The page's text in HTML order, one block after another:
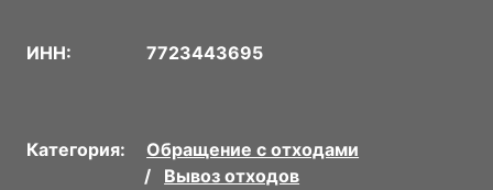
ИНН: 7723443695
Категория:
Обращение с отходами
Вывоз отходов